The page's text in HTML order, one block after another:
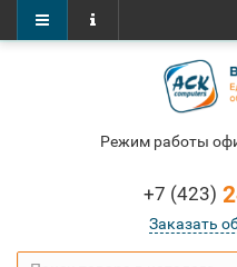
Режим работы
+7 (423)
Заказать